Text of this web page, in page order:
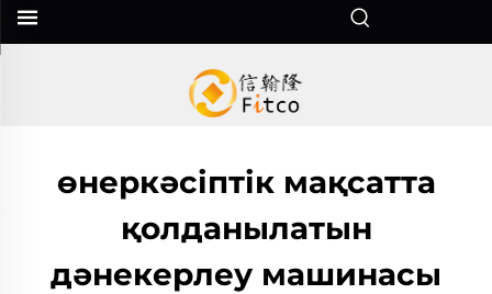
өнеркәсіптік мақсатта
қолданылатын
дәнекерлеу машинасы